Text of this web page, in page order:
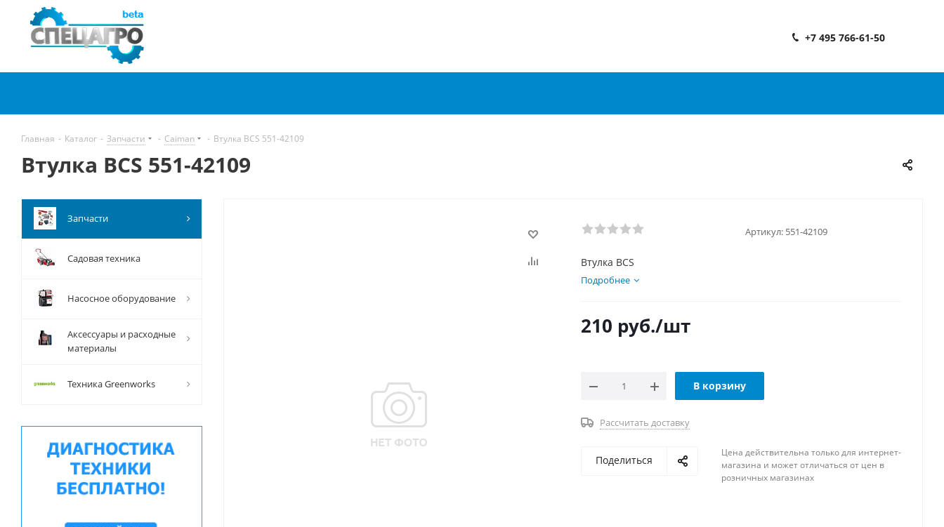
+7 495 766-61-50
Главная - Каталог - Запчасти - Caiman - Втулка BCS 551-42109
Втулка BCS 551-42109
Артикул: 551-42109
Втулка BCS
Подробнее
210 руб./шт
В корзину
Рассчитать доставку
Поделиться
Цена действительна только для интернет-
магазина и может отличаться от цен в
розничных магазинах
Запчасти
Садовая техника
Насосное оборудование
Аксессуары и расходные
материалы
Техника Greenworks